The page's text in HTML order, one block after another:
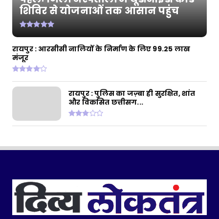
रायपुर : धरती आबा जनजातीय ग्राम उत्कर्ष अभियान
CHHATTISGARH
शिविर से योजनाओं तक आसान पहुंच
रायपुर : आरसीसी नालियों के निर्माण के लिए 99.25 लाख
मंजूर
रायपुर : पुलिस का जज़्बा ही सुरक्षित, शांत
और विकसित छत्तीसग...